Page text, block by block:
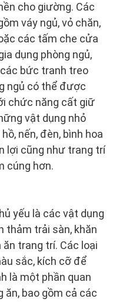
cho giường. Các
váy ngủ, vỏ chăn,
các tấm che cửa
dụng phòng ngủ,
bức tranh treo
ngủ có thể được
chức năng cất giữ
vật dụng nhỏ
nến, đèn, bình hoa
lợi cũng như trang trí
cúng hơn.
yếu là các vật dụng
thảm trải sàn, khăn
ăn trang trí. Các loại
sắc, kích cỡ để
là một phần quan
ăn, bao gồm cả các